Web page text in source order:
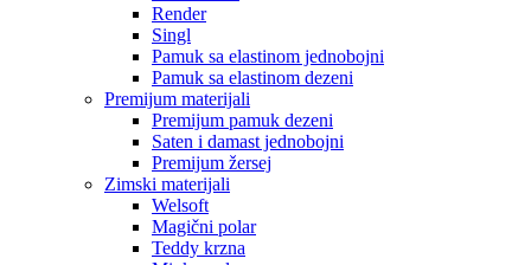
render
singl
pamuk sa elastinom jednobojni
pamuk sa elastinom dezeni
premijum materijali
premijum pamuk dezeni
saten i damast jednobojni
premijum žersej
zimski materijali
welsoft
magični polar
teddy krzna